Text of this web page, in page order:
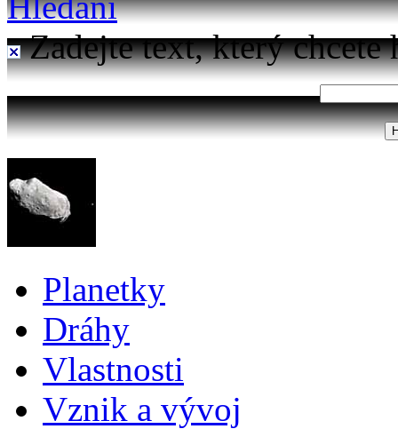
Zadejte text, který chcete
Planetky
Dráhy
Vlastnosti
Vznik a vývoj